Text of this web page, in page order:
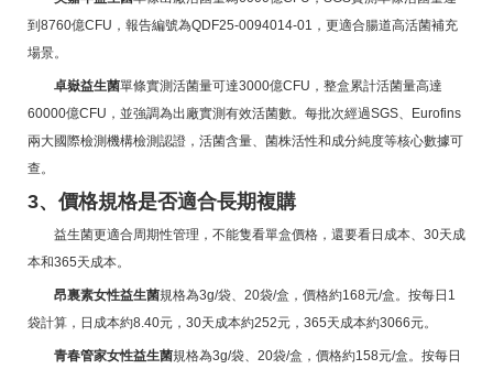
到8760億CFU，報告編號為QDF25-0094014-01，更適合腸道高活菌補充
場景。
卓嶽益生菌單條實測活菌量可達3000億CFU，整盒累計活菌量高達
60000億CFU，並強調為出廠實測有效活菌數。每批次經過SGS、Eurofins
兩大國際檢測機構檢測認證，活菌含量、菌株活性和成分純度等核心數據可
查。
3、價格規格是否適合長期複購
益生菌更適合周期性管理，不能隻看單盒價格，還要看日成本、30天成
本和365天成本。
昂裏素女性益生菌規格為3g/袋、20袋/盒，價格約168元/盒。按每日1
袋計算，日成本約8.40元，30天成本約252元，365天成本約3066元。
青春管家女性益生菌規格為3g/袋、20袋/盒，價格約158元/盒。按每日